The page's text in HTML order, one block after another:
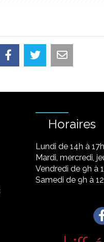
Horaires
Lundi de 14h à
Mardi, mercredi,
Vendredi de 9h à
Samedi de 9h à